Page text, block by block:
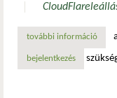
CloudFlare
további információ
bejelentkezés